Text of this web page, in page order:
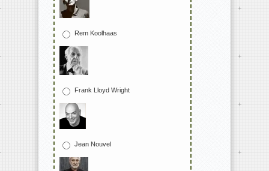
Rem Koolhaas
Frank Lloyd Wright
Jean Nouvel